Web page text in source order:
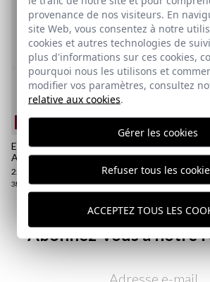
REMATE de REBAJAS
ETHNIQUE NAUTIQUE |
ARENA
22,95 €
38 39 40 43 44 45 46
MARINO
22,95 € /
38 39 40 41
Abonnez-vous à notre
provenance de nos visiteurs. En
site Web, vous consentez à notre
cookies et autres technologies de
plus d'informations sur ces cookies,
pourquoi nous les utilisons et
modifier vos paramètres, consultez
relative aux cookies.
Gérer les cookies
Refuser tous les
ACCEPTEZ TOUS LES